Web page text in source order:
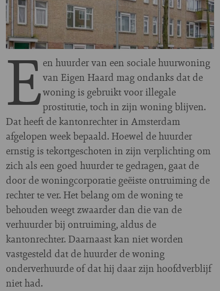
Een huurder van een sociale huurwoning
van Eigen Haard mag ondanks dat de
woning is gebruikt voor illegale
prostitutie, toch in zijn woning blijven.
Dat heeft de kantonrechter in Amsterdam
afgelopen week bepaald. Hoewel de huurder
ernstig is tekortgeschoten in zijn verplichting om
zich als een goed huurder te gedragen, gaat de
door de woningcorporatie geëiste ontruiming de
rechter te ver. Het belang om de woning te
behouden weegt zwaarder dan die van de
verhuurder bij ontruiming, aldus de
kantonrechter. Daarnaast kan niet worden
vastgesteld dat de huurder de woning
onderverhuurde of dat hij daar zijn hoofdverblijf
niet had.